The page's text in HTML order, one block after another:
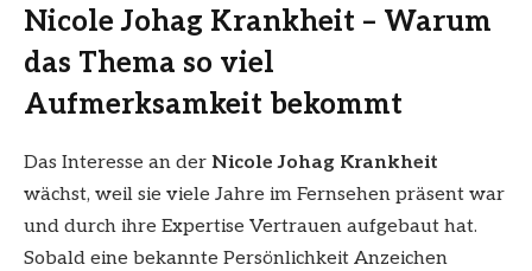
Nicole Johag Krankheit – Warum
das Thema so viel
Aufmerksamkeit bekommt
Das Interesse an der Nicole Johag Krankheit
wächst, weil sie viele Jahre im Fernsehen präsent war
und durch ihre Expertise Vertrauen aufgebaut hat.
Sobald eine bekannte Persönlichkeit Anzeichen